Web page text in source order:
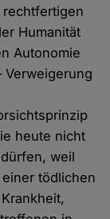
Humanität
Autonomie
Verweigerung
heute nicht
weil
tödlichen